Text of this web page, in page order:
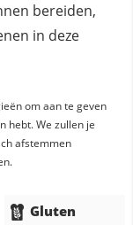
bereiden,
in deze
om aan te geven
hebt. We zullen je
afstemmen
Gluten